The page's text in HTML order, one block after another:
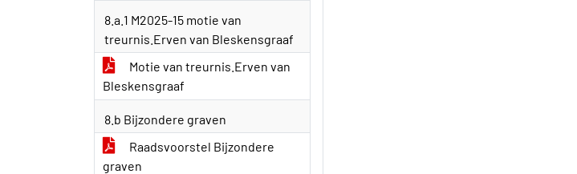
8.a.1 M2025-15 motie van
treurnis.Erven van Bleskensgraaf
Motie van treurnis.Erven van
Bleskensgraaf
8.b Bijzondere graven
Raadsvoorstel Bijzondere
graven